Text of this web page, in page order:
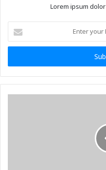
Lorem ipsum
your
Email